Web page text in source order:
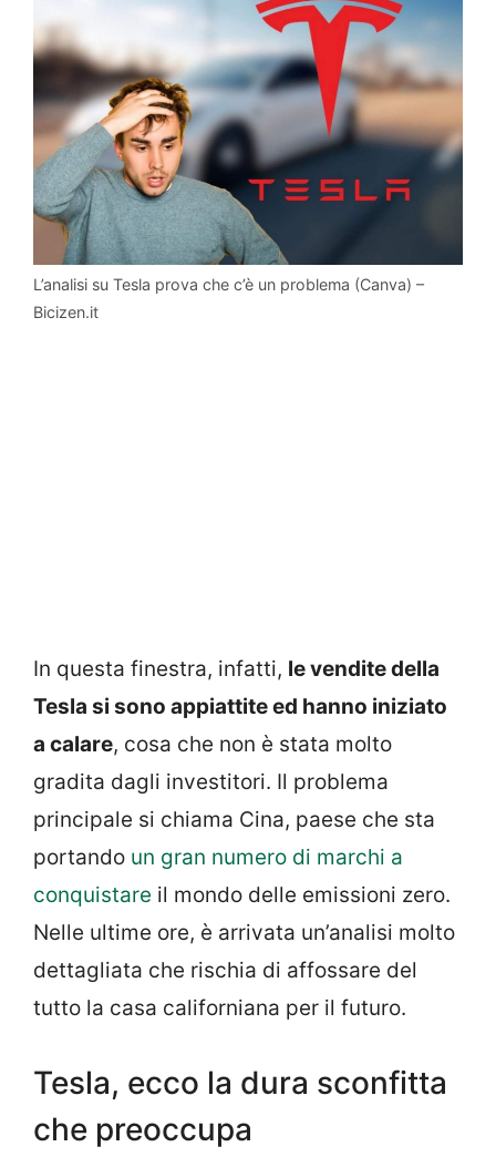
L’analisi su Tesla prova che c’è un problema (Canva) –
Bicizen.it
In questa finestra, infatti, le vendite della
Tesla si sono appiattite ed hanno iniziato
a calare, cosa che non è stata molto
gradita dagli investitori. Il problema
principale si chiama Cina, paese che sta
portando un gran numero di marchi a
conquistare il mondo delle emissioni zero.
Nelle ultime ore, è arrivata un’analisi molto
dettagliata che rischia di affossare del
tutto la casa californiana per il futuro.
Tesla, ecco la dura sconfitta
che preoccupa